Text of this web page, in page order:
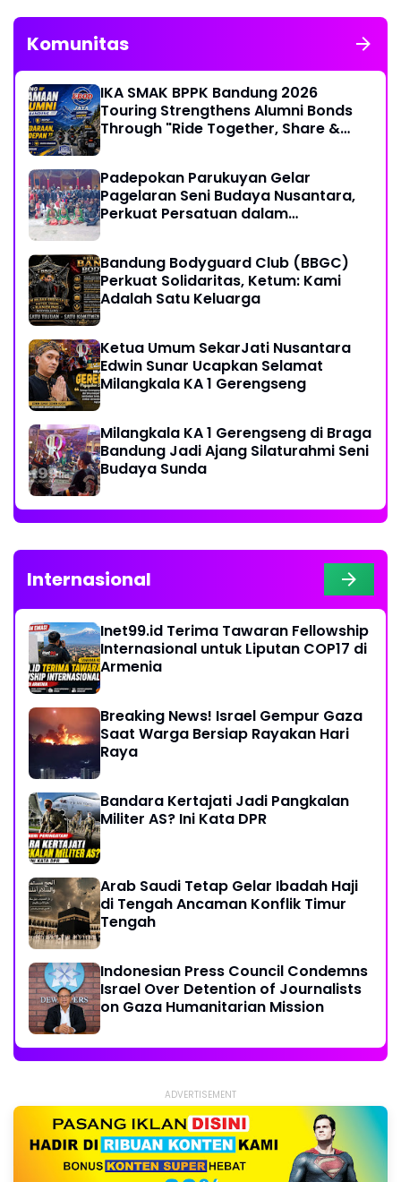
Komunitas
IKA SMAK BPPK Bandung 2026
Touring Strengthens Alumni Bonds
Through "Ride Together, Share &
Padepokan Parukuyan Gelar
Pagelaran Seni Budaya Nusantara,
Perkuat Persatuan dalam
Bandung Bodyguard Club (BBGC)
Perkuat Solidaritas, Ketum: Kami
Adalah Satu Keluarga
Ketua Umum SekarJati Nusantara
Edwin Sunar Ucapkan Selamat
Milangkala KA 1 Gerengseng
Milangkala KA 1 Gerengseng di Braga
Bandung Jadi Ajang Silaturahmi Seni
Budaya Sunda
Internasional
Inet99.id Terima Tawaran Fellowship
Internasional untuk Liputan COP17 di
Armenia
Breaking News! Israel Gempur Gaza
Saat Warga Bersiap Rayakan Hari
Raya
Bandara Kertajati Jadi Pangkalan
Militer AS? Ini Kata DPR
Arab Saudi Tetap Gelar Ibadah Haji
di Tengah Ancaman Konflik Timur
Tengah
Indonesian Press Council Condemns
Israel Over Detention of Journalists
on Gaza Humanitarian Mission
ADVERTISEMENT